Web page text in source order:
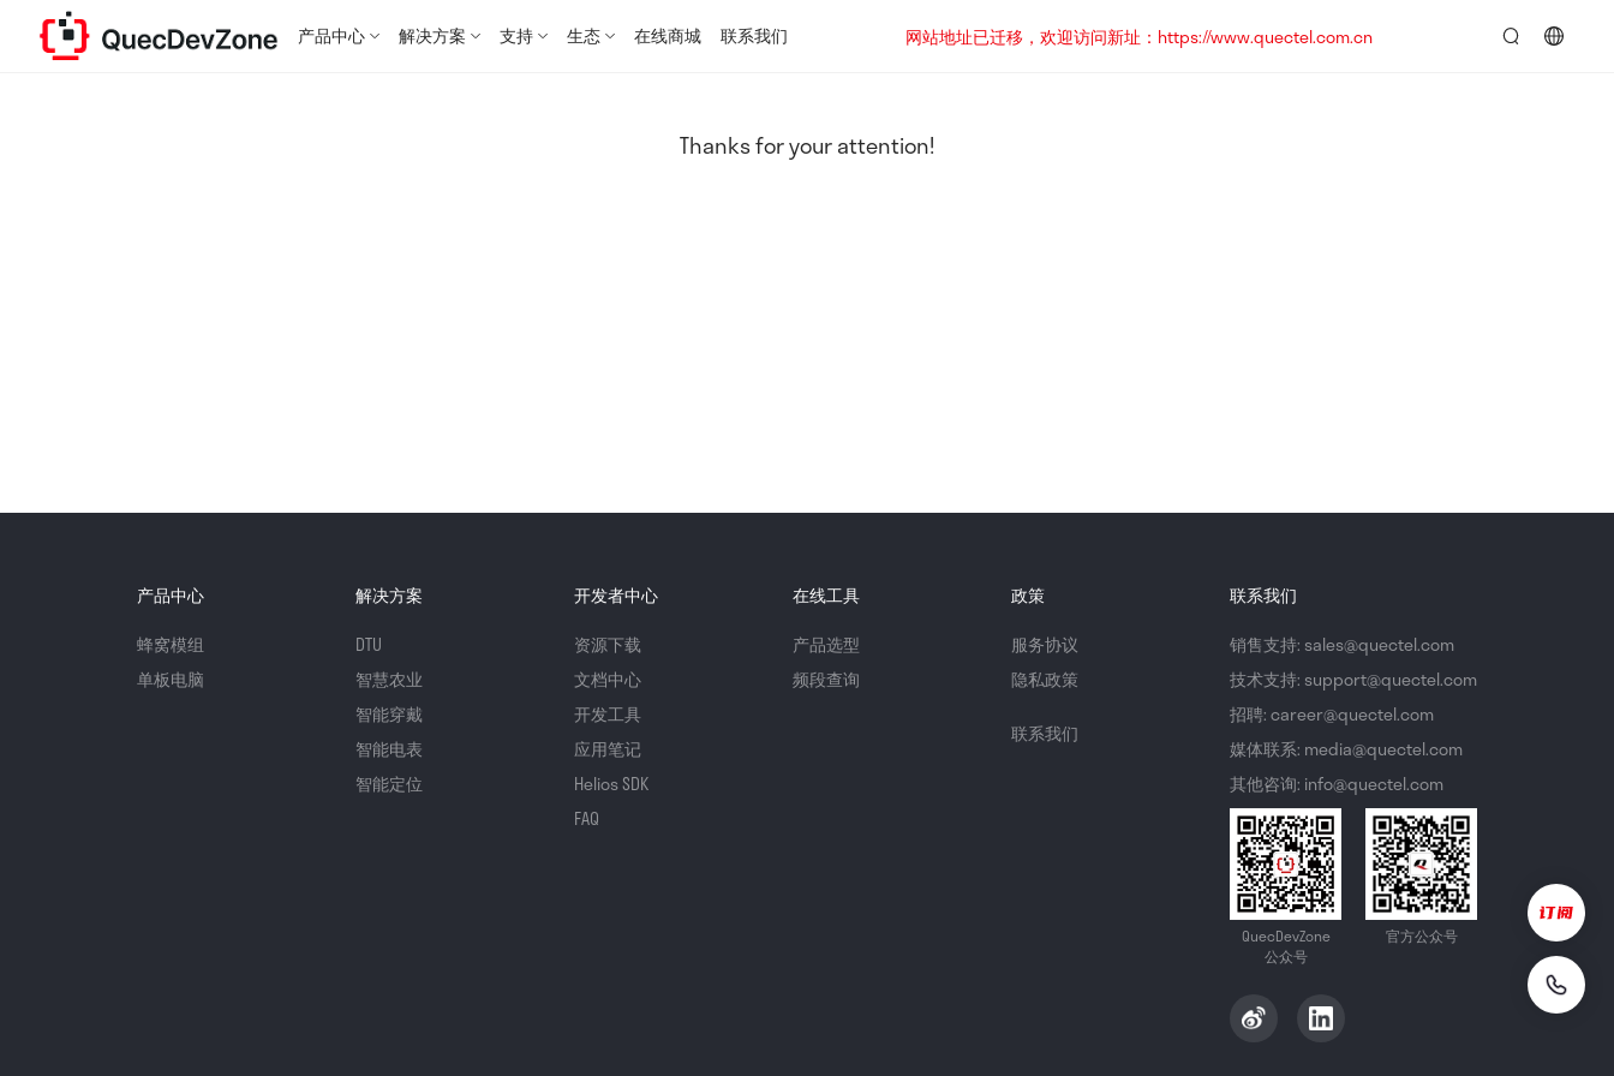
产品中心 解决方案 支持 生态 在线商城 联系我们
网站地址已迁移，欢迎访问新址：https://www.quectel.com.cn
Thanks for your attention!
产品中心
蜂窝模组
单板电脑
解决方案
DTU
智慧农业
智能穿戴
智能电表
智能定位
开发者中心
资源下载
文档中心
开发工具
应用笔记
Helios SDK
FAQ
在线工具
产品选型
频段查询
政策
服务协议
隐私政策
联系我们
联系我们
销售支持: sales@quectel.com
技术支持: support@quectel.com
招聘: career@quectel.com
媒体联系: media@quectel.com
其他咨询: info@quectel.com
QuecDevZone
公众号
官方公众号